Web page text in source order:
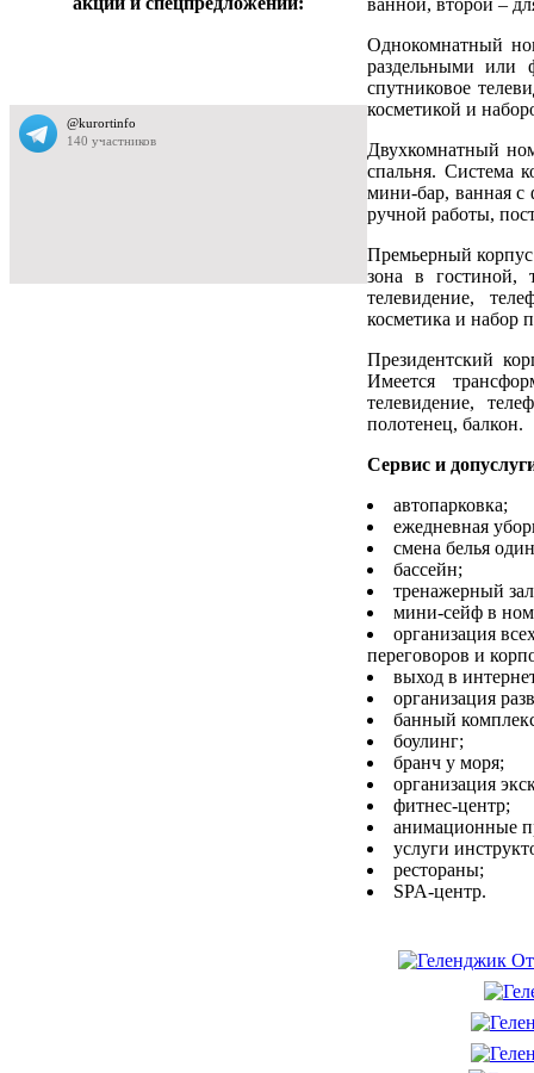
Однокомнатный
раздельными или
спутниковое
косметикой и
Двухкомнатный
спальня. Система
мини-бар, ванная с
ручной работы,
Премьерный
зона в гостиной,
телевидение,
косметика и набор
Президентский
Имеется
телевидение,
полотенец, балкон.
Сервис и
автопарковка;
ежедневная
смена белья
бассейн;
тренажерный
мини-сейф в
организация
переговоров и
выход в
организация
банный
боулинг;
бранч у моря;
организация
фитнес-центр;
анимационные
услуги
рестораны;
SPA-центр.